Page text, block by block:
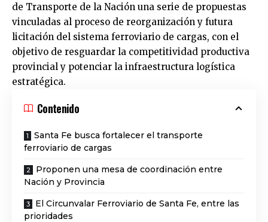
de Transporte de la Nación una serie de propuestas
vinculadas al proceso de reorganización y futura
licitación del sistema ferroviario de cargas, con el
objetivo de resguardar la competitividad productiva
provincial y potenciar la infraestructura logística
estratégica.
Contenido
Santa Fe busca fortalecer el transporte
ferroviario de cargas
Proponen una mesa de coordinación entre
Nación y Provincia
El Circunvalar Ferroviario de Santa Fe, entre las
prioridades